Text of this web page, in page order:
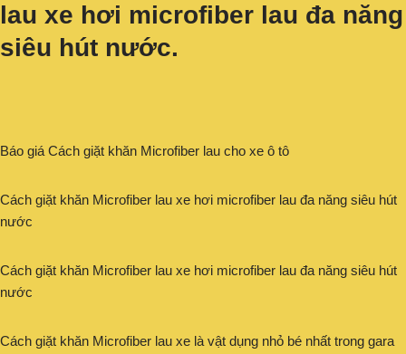
lau xe hơi microfiber lau đa năng
siêu hút nước.
Báo giá Cách giặt khăn Microfiber lau cho xe ô tô
Cách giặt khăn Microfiber lau xe hơi microfiber lau đa năng siêu hút
nước
Cách giặt khăn Microfiber lau xe hơi microfiber lau đa năng siêu hút
nước
Cách giặt khăn Microfiber lau xe là vật dụng nhỏ bé nhất trong gara